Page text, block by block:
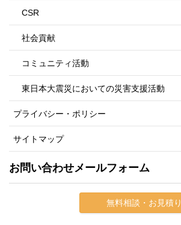
CSR
社会貢献
コミュニティ活動
東日本大震災においての災害支援活動
プライバシー・ポリシー
サイトマップ
お問い合わせメールフォーム
無料相談・お見積り